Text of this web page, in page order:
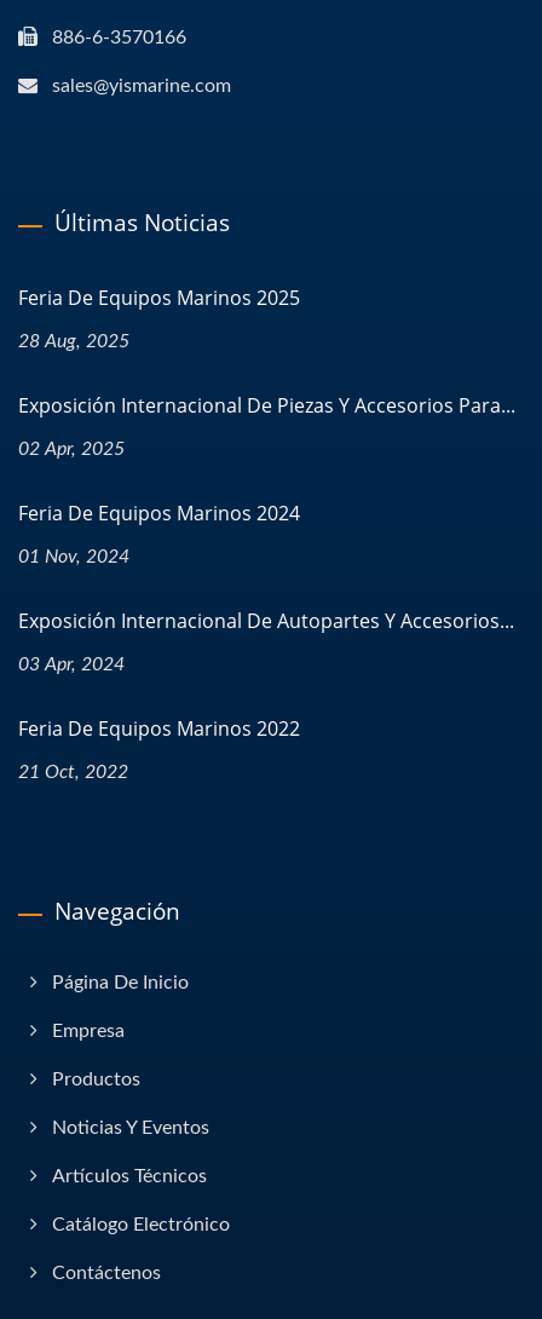
886-6-3570166
sales@yismarine.com
Últimas Noticias
Feria De Equipos Marinos 2025
28 Aug, 2025
Exposición Internacional De Piezas Y Accesorios Para...
02 Apr, 2025
Feria De Equipos Marinos 2024
01 Nov, 2024
Exposición Internacional De Autopartes Y Accesorios...
03 Apr, 2024
Feria De Equipos Marinos 2022
21 Oct, 2022
Navegación
Página De Inicio
Empresa
Productos
Noticias Y Eventos
Artículos Técnicos
Catálogo Electrónico
Contáctenos